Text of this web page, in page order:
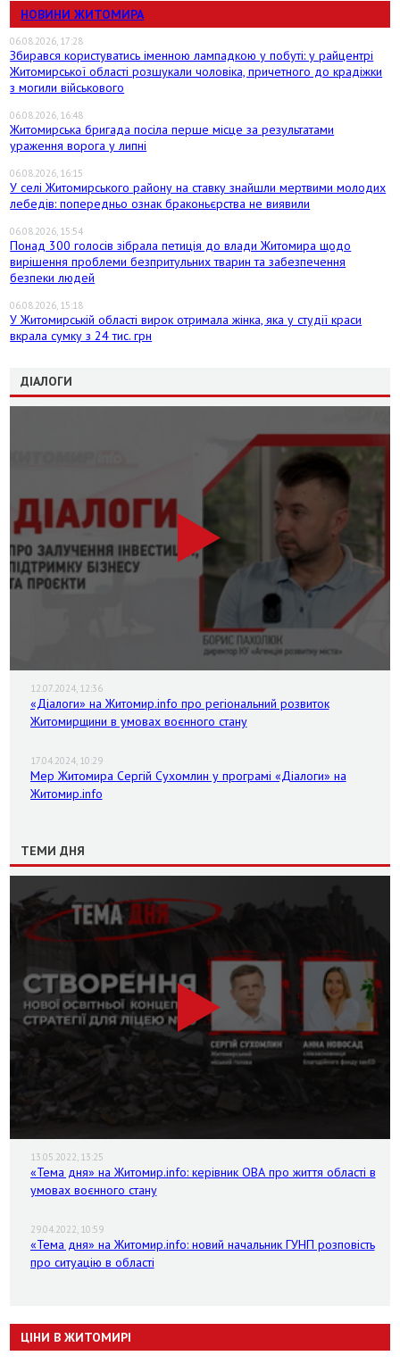
НОВИНИ ЖИТОМИРА
06.08.2026, 17:28
Збирався користуватись іменною лампадкою у побуті: у райцентрі
Житомирської області розшукали чоловіка, причетного до крадіжки
з могили військового
06.08.2026, 16:48
Житомирська бригада посіла перше місце за результатами
ураження ворога у липні
06.08.2026, 16:15
У селі Житомирського району на ставку знайшли мертвими молодих
лебедів: попередньо ознак браконьєрства не виявили
06.08.2026, 15:54
Понад 300 голосів зібрала петиція до влади Житомира щодо
вирішення проблеми безпритульних тварин та забезпечення
безпеки людей
06.08.2026, 15:18
У Житомирській області вирок отримала жінка, яка у студії краси
вкрала сумку з 24 тис. грн
ДІАЛОГИ
12.07.2024, 12:36
«Діалоги» на Житомир.info про регіональний розвиток
Житомирщини в умовах воєнного стану
17.04.2024, 10:29
Мер Житомира Сергій Сухомлин у програмі «Діалоги» на
Житомир.info
ТЕМИ ДНЯ
13.05.2022, 13:25
«Тема дня» на Житомир.info: керівник ОВА про життя області в
умовах воєнного стану
29.04.2022, 10:59
«Тема дня» на Житомир.info: новий начальник ГУНП розповість
про ситуацію в області
ЦІНИ В ЖИТОМИРІ